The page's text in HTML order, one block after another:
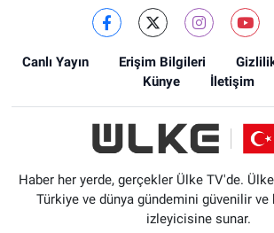
Canlı Yayın Erişim Bilgileri
Künye
İletişim
Haber her yerde, gerçekler Ülke TV'de.
Türkiye ve dünya gündemini güvenilir ve
izleyicisine sunar.